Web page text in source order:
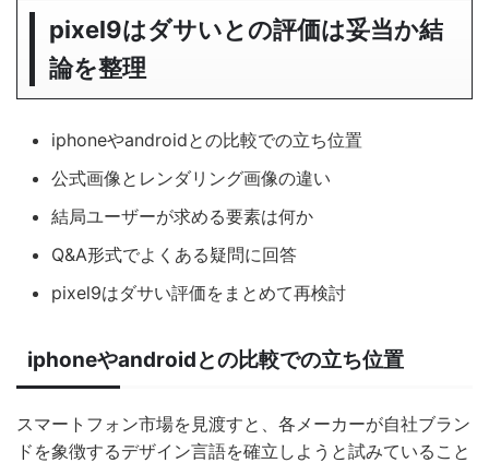
pixel9はダサいとの評価は妥当か結
論を整理
iphoneやandroidとの比較での立ち位置
公式画像とレンダリング画像の違い
結局ユーザーが求める要素は何か
Q&A形式でよくある疑問に回答
pixel9はダサい評価をまとめて再検討
iphoneやandroidとの比較での立ち位置
スマートフォン市場を見渡すと、各メーカーが自社ブラン
ドを象徴するデザイン言語を確立しようと試みていること